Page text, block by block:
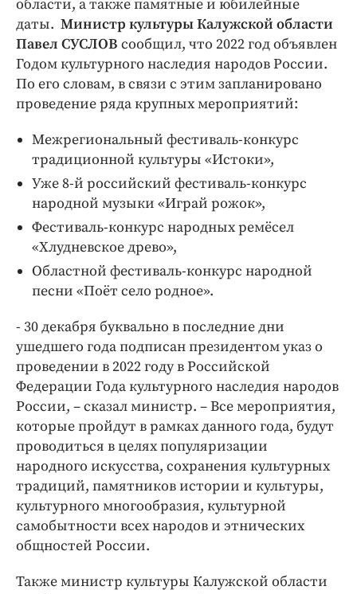
области, а также памятные и юбилейные
даты. Министр культуры Калужской области
Павел СУСЛОВ сообщил, что 2022 год объявлен
Годом культурного наследия народов России.
По его словам, в связи с этим запланировано
проведение ряда крупных мероприятий:
Межрегиональный фестиваль-конкурс
традиционной культуры «Истоки»,
Уже 8-й российский фестиваль-конкурс
народной музыки «Играй рожок»,
Фестиваль-конкурс народных ремёсел
«Хлудневское древо»,
Областной фестиваль-конкурс народной
песни «Поёт село родное».
- 30 декабря буквально в последние дни
ушедшего года подписан президентом указ о
проведении в 2022 году в Российской
Федерации Года культурного наследия народов
России, – сказал министр. – Все мероприятия,
которые пройдут в рамках данного года, будут
проводиться в целях популяризации
народного искусства, сохранения культурных
традиций, памятников истории и культуры,
культурного многообразия, культурной
самобытности всех народов и этнических
общностей России.
Также министр культуры Калужской области